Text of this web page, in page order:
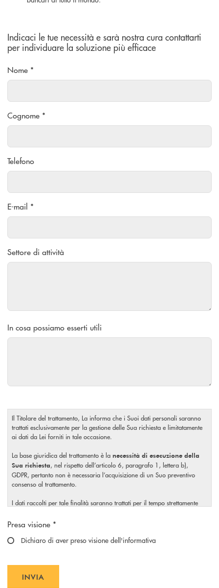
Indicaci le tue necessità e sarà nostra cura contattarti
per individuare la soluzione più efficace
Nome *
Cognome *
Telefono
E-mail *
Settore di attività
In cosa possiamo esserti utili
Il Titolare del trattamento, La informa che i Suoi dati personali saranno
trattati esclusivamente per la gestione delle Sua richiesta e limitatamente
ai dati da Lei forniti in tale occasione.
La base giuridica del trattamento è la necessità di esecuzione della
Sua richiesta, nel rispetto dell’articolo 6, paragrafo 1, lettera b),
GDPR, pertanto non è necessaria l’acquisizione di un Suo preventivo
consenso al trattamento.
I dati raccolti per tale finalità saranno trattati per il tempo strettamente
visionare l’informativa completa sul trattamento dei Suoi dati
Scegliere un'opzione
Presa visione *
Dichiaro di aver preso visione dell'informativa
INVIA